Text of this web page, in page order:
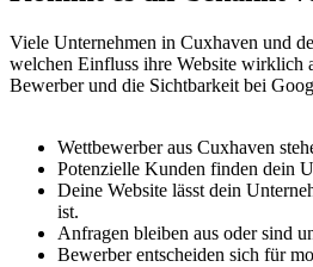
Viele Unternehmen in Cuxhaven und
welchen Einfluss ihre Website wirklich
Bewerber und die Sichtbarkeit bei
Wettbewerber aus Cuxhaven
Potenzielle Kunden finden dein
Deine Website lässt dein
ist.
Anfragen bleiben aus oder sind
Bewerber entscheiden sich für